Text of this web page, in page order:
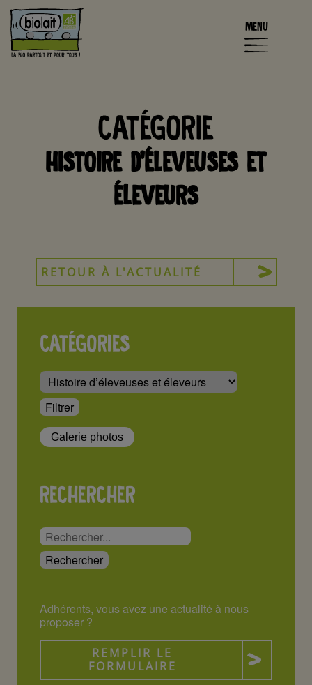
MENU
CATÉGORIE
HISTOIRE D’ÉLEVEUSES ET
ÉLEVEURS
RETOUR À L'ACTUALITÉ
CATÉGORIES
Galerie photos
RECHERCHER
Adhérents, vous avez une actualité à nous
proposer ?
REMPLIR LE
FORMULAIRE